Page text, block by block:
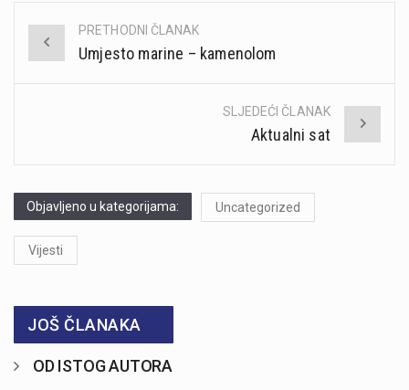
Post
navigation
PRETHODNI ČLANAK
Umjesto marine – kamenolom
SLJEDEĆI ČLANAK
Aktualni sat
Objavljeno u kategorijama: Uncategorized
Vijesti
JOŠ ČLANAKA
OD ISTOG AUTORA